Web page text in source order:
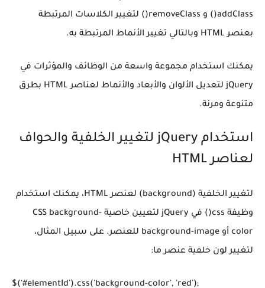
addClass() و removeClass() لتغيير الكلاسات المرتبطة
بعنصر HTML وبالتالي تغيير الأنماط المرتبطة به.
يمكنك استخدام مجموعة واسعة من الوظائف والمؤثرات في
jQuery لتعديل الألوان والأبعاد والأنماط لعناصر HTML بطرق
متنوعة ومرنة.
استخدام jQuery لتغيير الخلفية والحواف
لعناصر HTML
لتغيير الخلفية (background) لعنصر HTML، يمكنك استخدام
وظيفة css() في jQuery لتعيين خاصية CSS background-
color أو background-image للعنصر. على سبيل المثال،
لتغيير لون خلفية عنصر ما:
$('#elementId').css('background-color', 'red');